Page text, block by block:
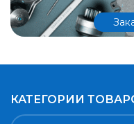
КАТЕГОРИИ